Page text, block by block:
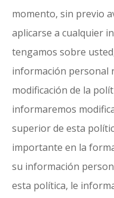
momento, sin previo
aplicarse a cualquier
tengamos sobre
información personal
modificación de la
informaremos
superior de esta
importante en la
su información
esta política, le